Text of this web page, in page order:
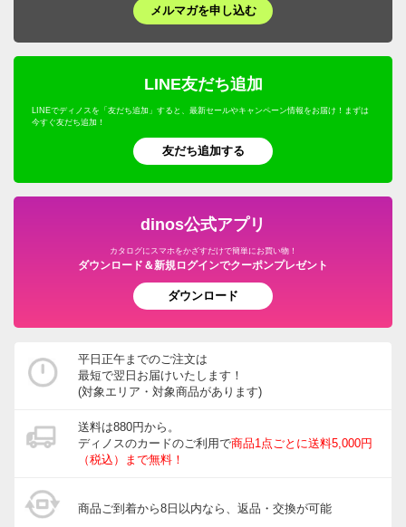
メルマガを申し込む
LINE友だち追加
LINEでディノスを「友だち追加」すると、最新セールやキャンペーン情報をお届け！まずは
今すぐ友だち追加！
友だち追加する
dinos公式アプリ
カタログにスマホをかざすだけで簡単にお買い物！
ダウンロード＆新規ログインでクーポンプレゼント
ダウンロード
平日正午までのご注文は
最短で翌日お届けいたします！
(対象エリア・対象商品があります)
送料は880円から。
ディノスのカードのご利用で商品1点ごとに送料5,000円
（税込）まで無料！
商品ご到着から8日以内なら、返品・交換が可能